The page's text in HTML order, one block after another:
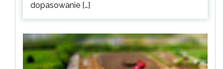
dopasowanie […]